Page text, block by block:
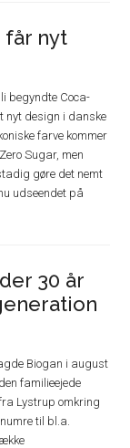
får nyt
begyndte Coca-
nyt design i danske
farve kommer
Sugar, men
gøre det nemt
udseendet på
30 år
Biogan i august
familieejede
Lystrup omkring
til bl.a.